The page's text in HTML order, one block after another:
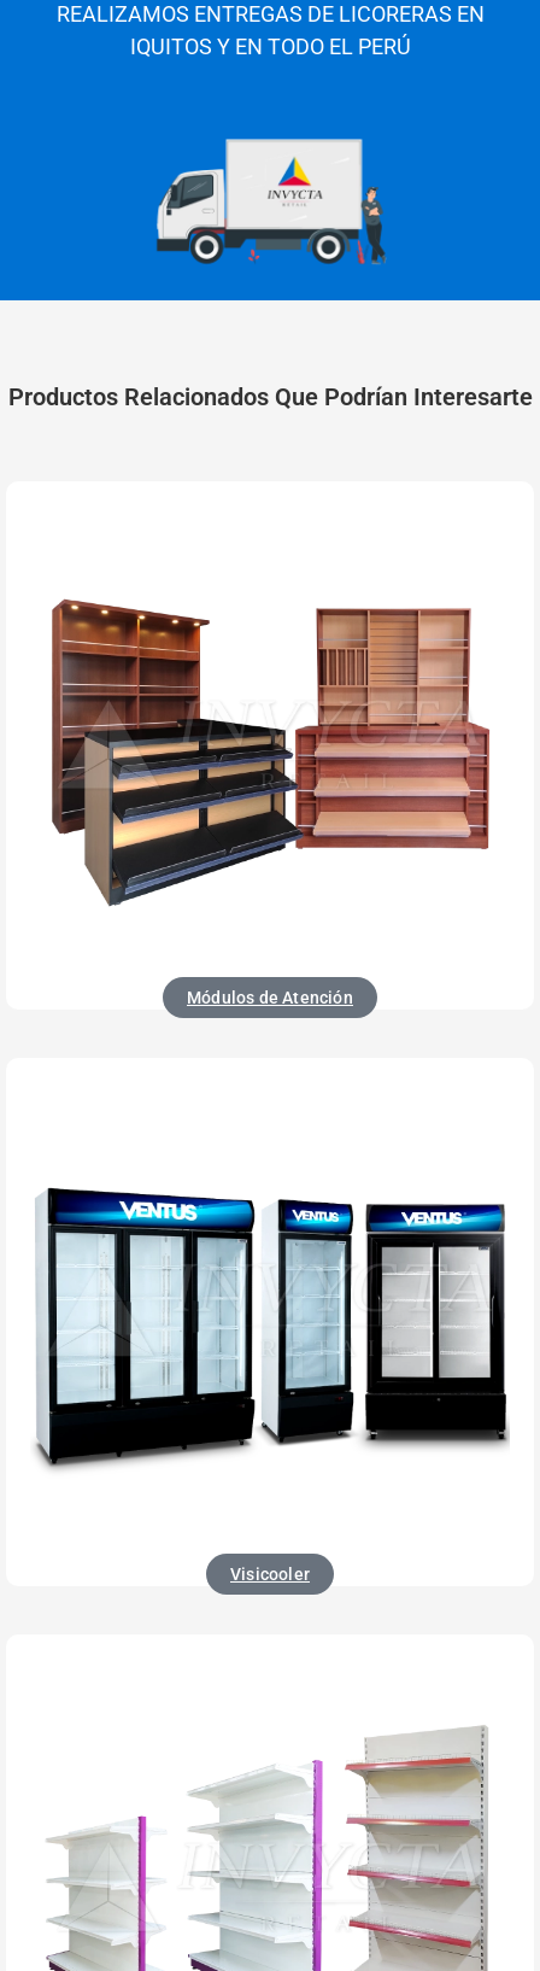
REALIZAMOS ENTREGAS DE LICORERAS EN
IQUITOS Y EN TODO EL PERÚ
Productos Relacionados Que Podrían Interesarte
Módulos de Atención
Visicooler